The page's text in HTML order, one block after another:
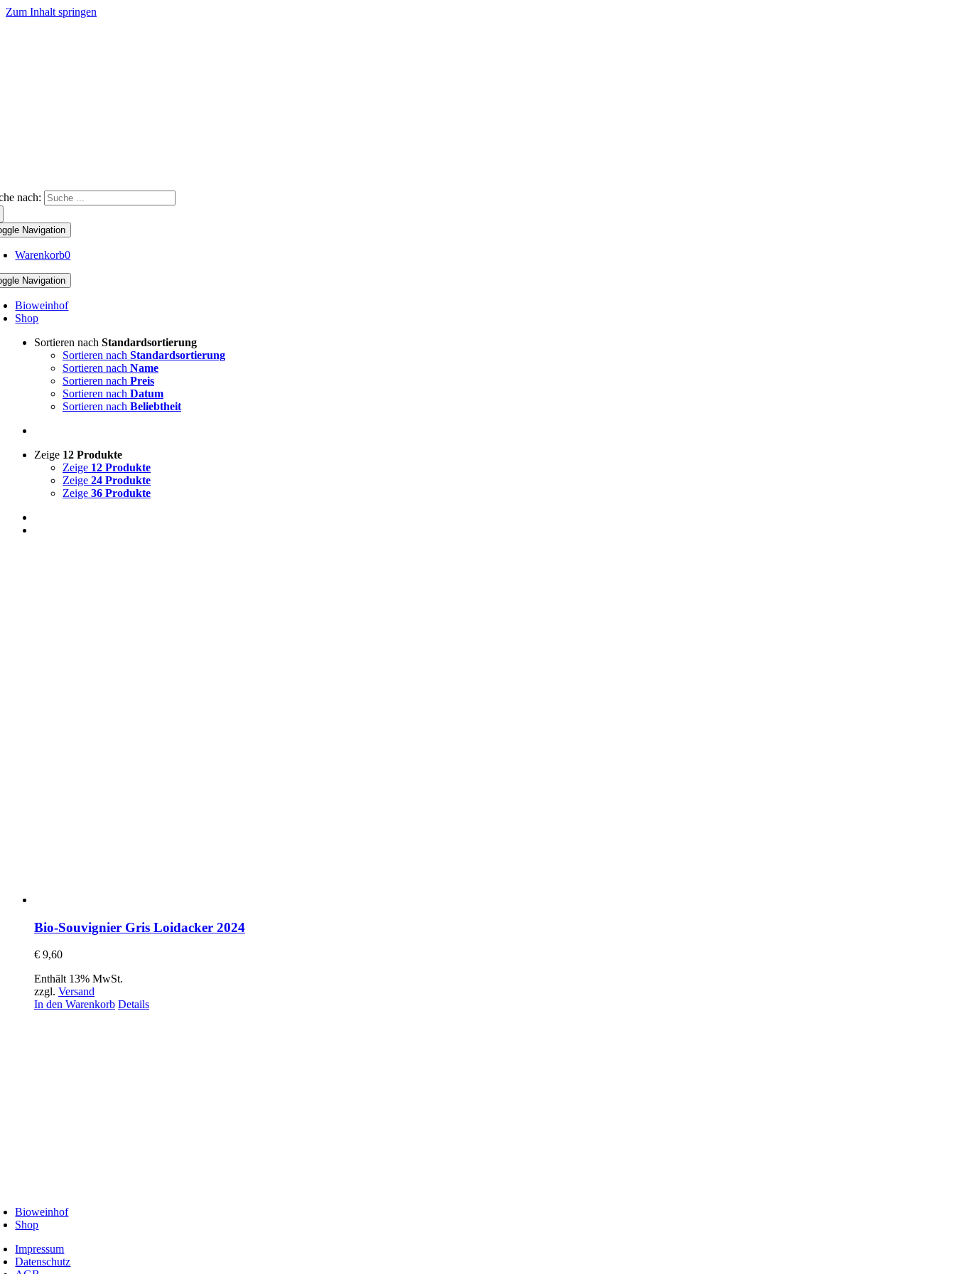
Zum Inhalt springen
nach:
Navigation
Warenkorb0
Navigation
Bioweinhof
Shop
Sortieren nach Standardsortierung
Sortieren nach Standardsortierung
Sortieren nach Name
Sortieren nach Preis
Sortieren nach Datum
Sortieren nach Beliebtheit
Zeige 12 Produkte
Zeige 12 Produkte
Zeige 24 Produkte
Zeige 36 Produkte
Bio-Souvignier Gris Loidacker 2024
€ 9,60
Enthält 13% MwSt.
zzgl. Versand
In den Warenkorb Details
Bioweinhof
Shop
Impressum
Datenschutz